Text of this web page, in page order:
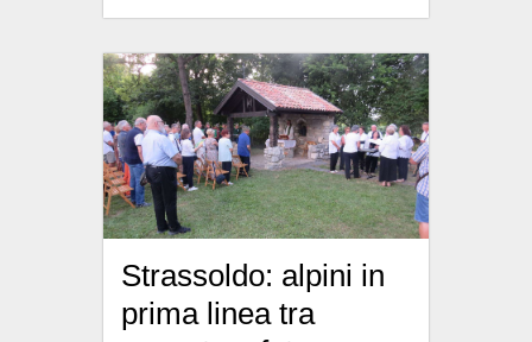
Strassoldo: alpini in
prima linea tra